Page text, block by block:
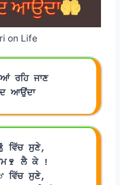
on Life
ਰਹਿ ਜਾਣ
ਆਉਂਦਾ
ਵਿੱਚ ਸੁਣੇ,
ਲੈ ਕੇ !
ਵਿੱਚ ਸੁਣੇ,